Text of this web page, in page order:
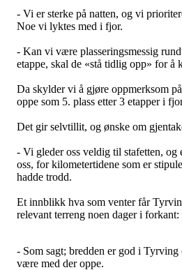
- Vi er sterke på natten, og vi
Noe vi lyktes med i fjor.
- Kan vi være plasseringsmessig
etappe, skal de «stå tidlig opp» for å
Da skylder vi å gjøre oppmerksom
oppe som 5. plass etter 3 etapper i
Det gir selvtillit, og ønske om
- Vi gleder oss veldig til stafetten, og
oss, for kilometertidene som er
hadde trodd.
Et innblikk hva som venter får
relevant terreng noen dager i forkant:
- Som sagt; bredden er god i
være med der oppe.